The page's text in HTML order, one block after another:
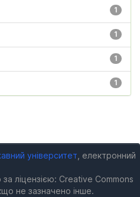
1
1
1
1
університет , електронний
ліцензією: Creative Commons
не зазначено інше.